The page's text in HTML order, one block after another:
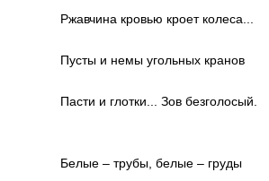
Ржавчина кровью кроет колеса...
Пусты и немы угольных кранов
Пасти и глотки... Зов безголосый.
Белые – трубы, белые – груды